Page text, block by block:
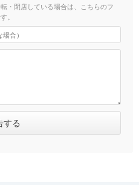
・閉店している場合は、こちらのフ
。